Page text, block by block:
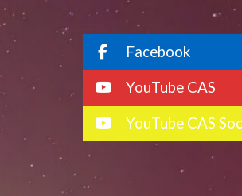
Facebook
YouTube CAS
YouTube CAS